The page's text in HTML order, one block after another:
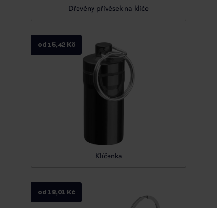
Dřevěný přívěsek na klíče
od 15,42 Kč
Klíčenka
od 18,01 Kč